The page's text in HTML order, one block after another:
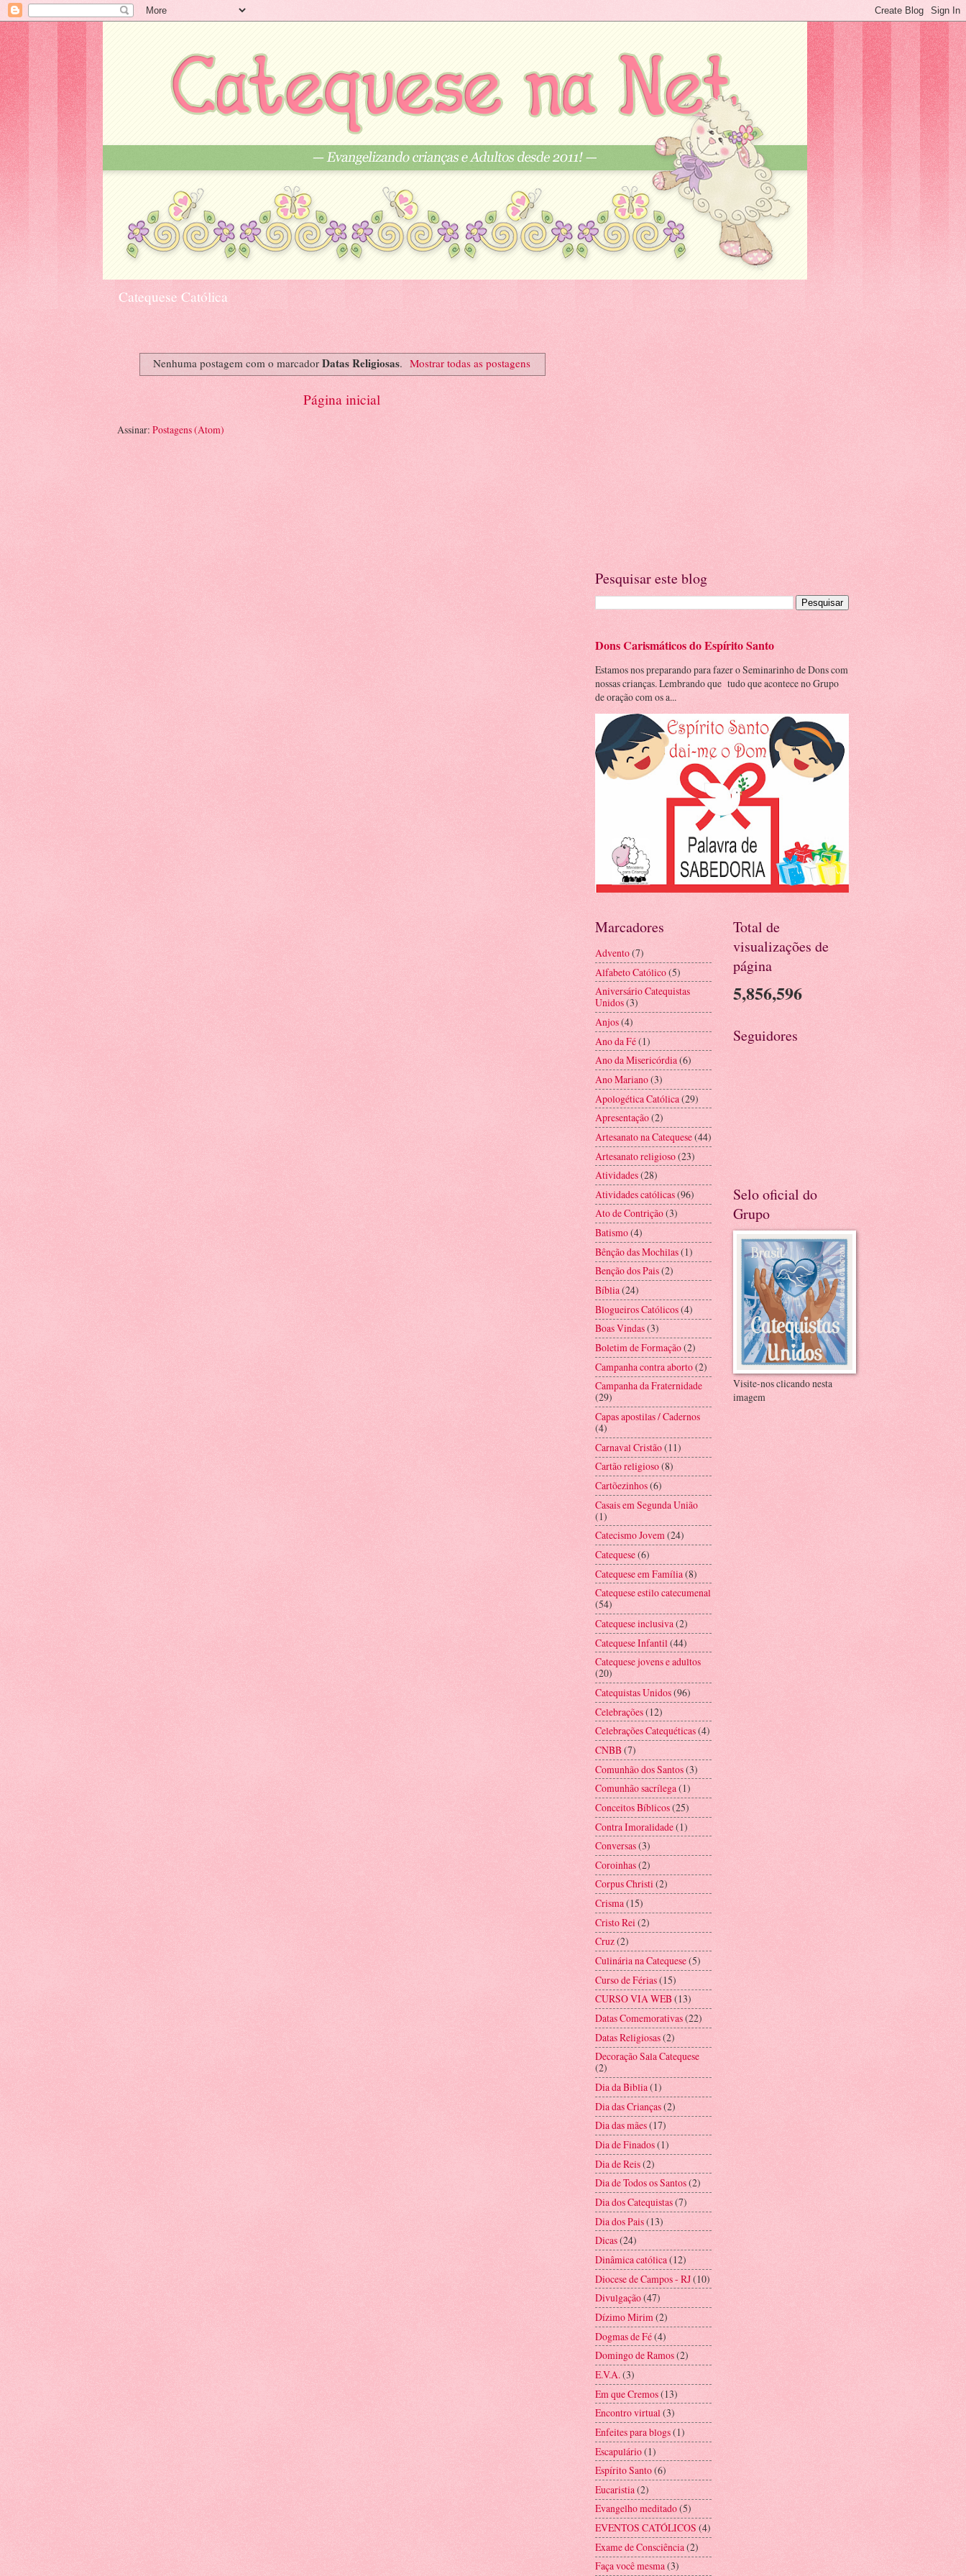
Catequese Católica
Nenhuma postagem com o marcador Datas Religiosas. Mostrar todas as postagens
Página inicial
Assinar: Postagens (Atom)
Pesquisar este blog
Dons Carismáticos do Espírito Santo
Estamos nos preparando para fazer o Seminarinho de Dons com
nossas crianças. Lembrando que tudo que acontece no Grupo
de oração com os a...
Marcadores
Advento(7)
Alfabeto Católico(5)
Aniversário Catequistas
Unidos(3)
Anjos(4)
Ano da Fé(1)
Ano da Misericórdia(6)
Ano Mariano(3)
Apologética Católica(29)
Apresentação(2)
Artesanato na Catequese(44)
Artesanato religioso(23)
Atividades(28)
Atividades católicas(96)
Ato de Contrição(3)
Batismo(4)
Bênção das Mochilas(1)
Benção dos Pais(2)
Bíblia(24)
Blogueiros Católicos(4)
Boas Vindas(3)
Boletim de Formação(2)
Campanha contra aborto(2)
Campanha da Fraternidade
(29)
Capas apostilas / Cadernos
(4)
Carnaval Cristão(11)
Cartão religioso(8)
Cartõezinhos(6)
Casais em Segunda União
(1)
Catecismo Jovem(24)
Catequese(6)
Catequese em Família(8)
Catequese estilo catecumenal
(54)
Catequese inclusiva(2)
Catequese Infantil (44)
Catequese jovens e adultos
(20)
Catequistas Unidos(96)
Celebrações(12)
Celebrações Catequéticas(4)
CNBB(7)
Comunhão dos Santos(3)
Comunhão sacrílega(1)
Conceitos Bíblicos(25)
Contra Imoralidade(1)
Conversas(3)
Coroinhas(2)
Corpus Christi(2)
Crisma(15)
Cristo Rei (2)
Cruz(2)
Culinária na Catequese(5)
Curso de Férias(15)
CURSO VIA WEB(13)
Datas Comemorativas(22)
Datas Religiosas(2)
Decoração Sala Catequese
(2)
Dia da Biblia(1)
Dia das Crianças(2)
Dia das mães(17)
Dia de Finados(1)
Dia de Reis(2)
Dia de Todos os Santos(2)
Dia dos Catequistas(7)
Dia dos Pais(13)
Dicas(24)
Dinâmica católica(12)
Diocese de Campos - RJ(10)
Divulgação(47)
Dízimo Mirim(2)
Dogmas de Fé(4)
Domingo de Ramos(2)
E.V.A.(3)
Em que Cremos(13)
Encontro virtual(3)
Enfeites para blogs(1)
Escapulário(1)
Espírito Santo(6)
Eucaristia(2)
Evangelho meditado(5)
EVENTOS CATÓLICOS (4)
Exame de Consciência(2)
Faça você mesma(3)
Total de
visualizações de
página
5,856,596
Seguidores
Selo oficial do
Grupo
Visite-nos clicando nesta
imagem